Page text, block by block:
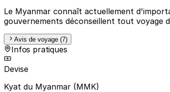
Le Myanmar connaît actuellement
gouvernements déconseillent tout voyage
Avis de voyage (7)
Infos pratiques
Devise
Kyat du Myanmar (MMK)